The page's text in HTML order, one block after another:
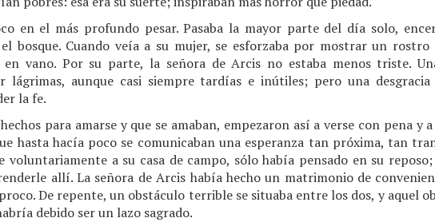
en el más profundo pesar. Pasaba la mayor parte del día solo,
bosque. Cuando veía a su mujer, se esforzaba por mostrar un
vano. Por su parte, la señora de Arcis no estaba menos triste.
lágrimas, aunque casi siempre tardías e inútiles; pero una
la fe.
para amarse y que se amaban, empezaron así a verse con pena y
hasta hacía poco se comunicaban una esperanza tan próxima, tan
voluntariamente a su casa de campo, sólo había pensado en su
allí. La señora de Arcis había hecho un matrimonio de
De repente, un obstáculo terrible se situaba entre los dos, y aquel
debido ser un lazo sagrado.